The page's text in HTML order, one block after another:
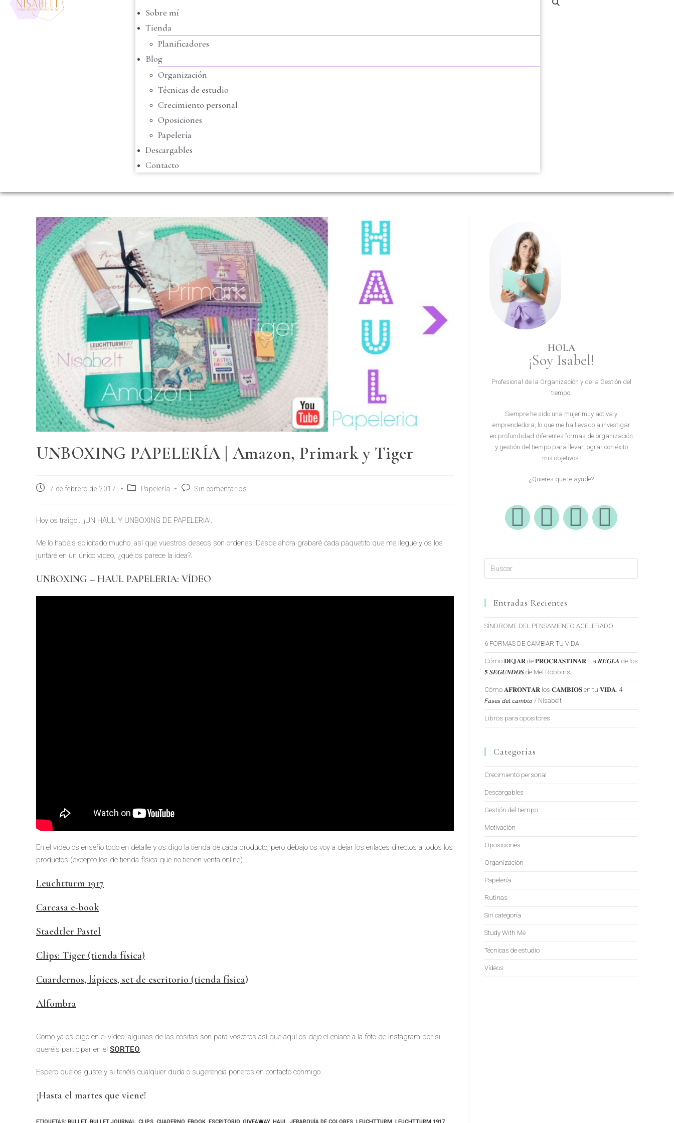
Sobre mí
Tienda
Planificadores
Blog
Organización
Técnicas de estudio
Crecimiento personal
Oposiciones
Papelería
Descargables
Contacto
UNBOXING PAPELERÍA | Amazon, Primark y Tiger
7 de febrero de 2017 Papelería Sin comentarios
Hoy os traigo… ¡UN HAUL Y UNBOXING DE PAPELERIA!.
Me lo habéis solicitado mucho, así que vuestros deseos son ordenes. Desde ahora grabaré cada paquetito que me llegue y os los
juntaré en un único vídeo, ¿qué os parece la idea?.
UNBOXING – HAUL PAPELERIA: VÍDEO
En el vídeo os enseño todo en detalle y os digo la tienda de cada producto, pero debajo os voy a dejar los enlaces directos a todos los
productos (excepto los de tienda física que no tienen venta online).
Leuchtturm 1917
Carcasa e-book
Staedtler Pastel
Clips: Tiger (tienda física)
Cuardernos, lápices, set de escritorio (tienda física)
Alfombra
Como ya os digo en el vídeo, algunas de las cositas son para vosotros así que aquí os dejo el enlace a la foto de Instagram por si
queréis participar en el SORTEO.
Espero que os guste y si tenéis cualquier duda o sugerencia poneros en contacto conmigo.
¡Hasta el martes que viene!
ETIQUETAS: BULLET, BULLET JOURNAL CLIPS CUADERNO EBOOK ESCRITORIO GIVEAWAY, HAUL JERARQUÍA DE COLORES LEUCHTTURM LEUCHTTURM 1917
HOLA
¡Soy Isabel!
Profesional de la Organización y de la Gestión del
tiempo.
Siempre he sido una mujer muy activa y
emprendedora, lo que me ha llevado a investigar
en profundidad diferentes formas de organización
y gestión del tiempo para llevar lograr con éxito
mis objetivos.
¿Quieres que te ayude?
Entradas Recientes
SÍNDROME DEL PENSAMIENTO ACELERADO
6 FORMAS DE CAMBIAR TU VIDA
Cómo 𝐃𝐄𝐉𝐀𝐑 de 𝐏𝐑𝐎𝐂𝐑𝐀𝐒𝐓𝐈𝐍𝐀𝐑. La 𝑹𝑬𝑮𝑳𝑨 de los
𝟓 𝑺𝑬𝑮𝑼𝑵𝑫𝑶𝑺 de Mel Robbins
Cómo 𝐀𝐅𝐑𝐎𝐍𝐓𝐀𝐑 los 𝐂𝐀𝐌𝐁𝐈𝐎𝐒 en tu 𝐕𝐈𝐃𝐀. 4
𝘍𝘢𝘴𝘦𝘴 𝘥𝘦𝘭 𝘤𝘢𝘮𝘣𝘪𝘰 / Nisabelt
Libros para opositores
Categorías
Crecimiento personal
Descargables
Gestión del tiempo
Motivación
Oposiciones
Organización
Papelería
Rutinas
Sin categoría
Study With Me
Técnicas de estudio
Vídeos